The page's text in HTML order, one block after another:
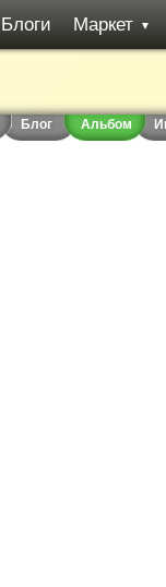
Блоги Маркет ▼
Блог Альбом